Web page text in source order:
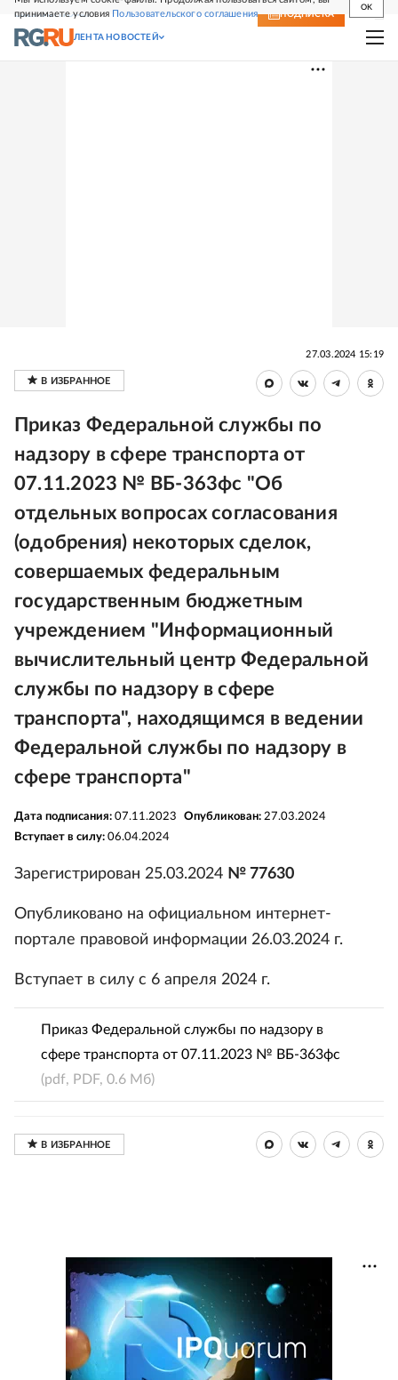
принимаете условия Пользовательского соглашения
OK
СВЕЖИЙ НОМЕР ПОДПИСКА
ЛЕНТА НОВОСТЕЙ
27.03.2024 15:19
Приказ Федеральной службы по
надзору в сфере транспорта от
07.11.2023 № ВБ-363фс "Об
отдельных вопросах согласования
(одобрения) некоторых сделок,
совершаемых федеральным
государственным бюджетным
учреждением "Информационный
вычислительный центр Федеральной
службы по надзору в сфере
транспорта", находящимся в ведении
Федеральной службы по надзору в
сфере транспорта"
Дата подписания: 07.11.2023 Опубликован: 27.03.2024
Вступает в силу: 06.04.2024
Зарегистрирован 25.03.2024 № 77630
Опубликовано на официальном интернет-
портале правовой информации 26.03.2024 г.
Вступает в силу с 6 апреля 2024 г.
Приказ Федеральной службы по надзору в
сфере транспорта от 07.11.2023 № ВБ-363фс
(pdf, PDF, 0.6 Мб)